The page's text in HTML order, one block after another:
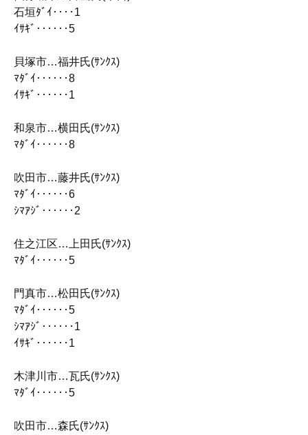
石垣ﾀﾞｲ‥‥1
ｲｻｷﾞ‥‥‥5
貝塚市…福井氏(ｻﾝｸｽ)
ﾏﾀﾞｲ‥‥‥8
ｲｻｷﾞ‥‥‥1
和泉市…横田氏(ｻﾝｸｽ)
ﾏﾀﾞｲ‥‥‥8
吹田市…藤井氏(ｻﾝｸｽ)
ﾏﾀﾞｲ‥‥‥6
ｼﾏｱｼﾞ‥‥‥2
住之江区…上田氏(ｻﾝｸｽ)
ﾏﾀﾞｲ‥‥‥5
門真市…松田氏(ｻﾝｸｽ)
ﾏﾀﾞｲ‥‥‥5
ｼﾏｱｼﾞ‥‥‥1
ｲｻｷﾞ‥‥‥1
木津川市…瓦氏(ｻﾝｸｽ)
ﾏﾀﾞｲ‥‥‥5
吹田市…森氏(ｻﾝｸｽ)